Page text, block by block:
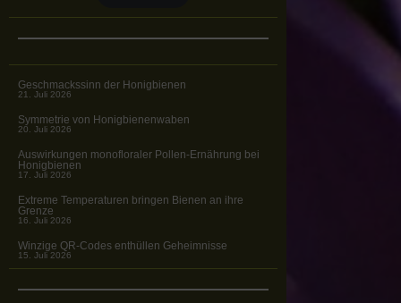
Geschmackssinn der Honigbienen
21. Juli 2026
Symmetrie von Honigbienenwaben
20. Juli 2026
Auswirkungen monofloraler Pollen-Ernährung bei
Honigbienen
17. Juli 2026
Extreme Temperaturen bringen Bienen an ihre
Grenze
16. Juli 2026
Winzige QR-Codes enthüllen Geheimnisse
15. Juli 2026